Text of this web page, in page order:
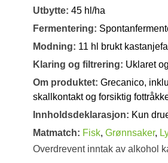
Utbytte: 45 hl/ha
Fermentering:
Modning: 11 hl brukt
Klaring og filtrering: Uklaret
Om produktet: Grecanico,
skallkontakt og forsiktig
Innholdsdeklarasjon: Kun
Matmatch: Fisk, Grønnsaker,
Overdrevent inntak av alkohol